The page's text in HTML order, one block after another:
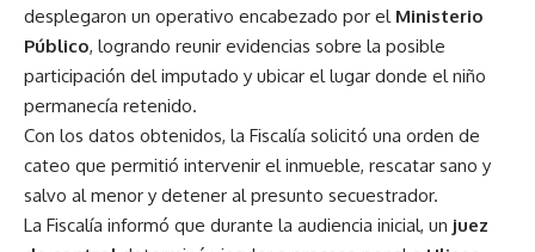
desplegaron un operativo encabezado por el Ministerio
Público, logrando reunir evidencias sobre la posible
participación del imputado y ubicar el lugar donde el niño
permanecía retenido.
Con los datos obtenidos, la Fiscalía solicitó una orden de
cateo que permitió intervenir el inmueble, rescatar sano y
salvo al menor y detener al presunto secuestrador.
La Fiscalía informó que durante la audiencia inicial, un juez